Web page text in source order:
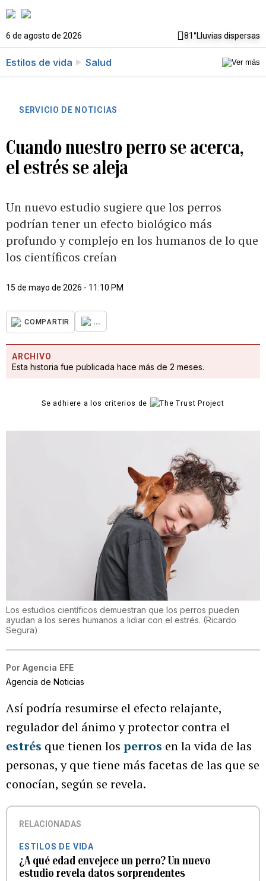
6 de agosto de 2026 81°Lluvias dispersas
Estilos de vida Salud
SERVICIO DE NOTICIAS
Cuando nuestro perro se acerca,
el estrés se aleja
Un nuevo estudio sugiere que los perros
podrían tener un efecto biológico más
profundo y complejo en los humanos de lo que
los científicos creían
15 de mayo de 2026 - 11:10 PM
COMPARTIR ...
ARCHIVO
Esta historia fue publicada hace más de 2 meses.
Se adhiere a los criterios de
Los estudios científicos demuestran que los perros pueden
ayudan a los seres humanos a lidiar con el estrés. (Ricardo
Segura)
Por Agencia EFE
Agencia de Noticias
Así podría resumirse el efecto relajante,
regulador del ánimo y protector contra el
estrés que tienen los perros en la vida de las
personas, y que tiene más facetas de las que se
conocían, según se revela.
RELACIONADAS
ESTILOS DE VIDA
¿A qué edad envejece un perro? Un nuevo
estudio revela datos sorprendentes